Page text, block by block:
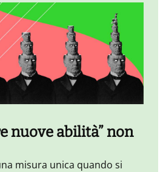
nuove abilità” non
misura unica quando si